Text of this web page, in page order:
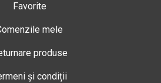
Favorite
mele
produse
și condiții